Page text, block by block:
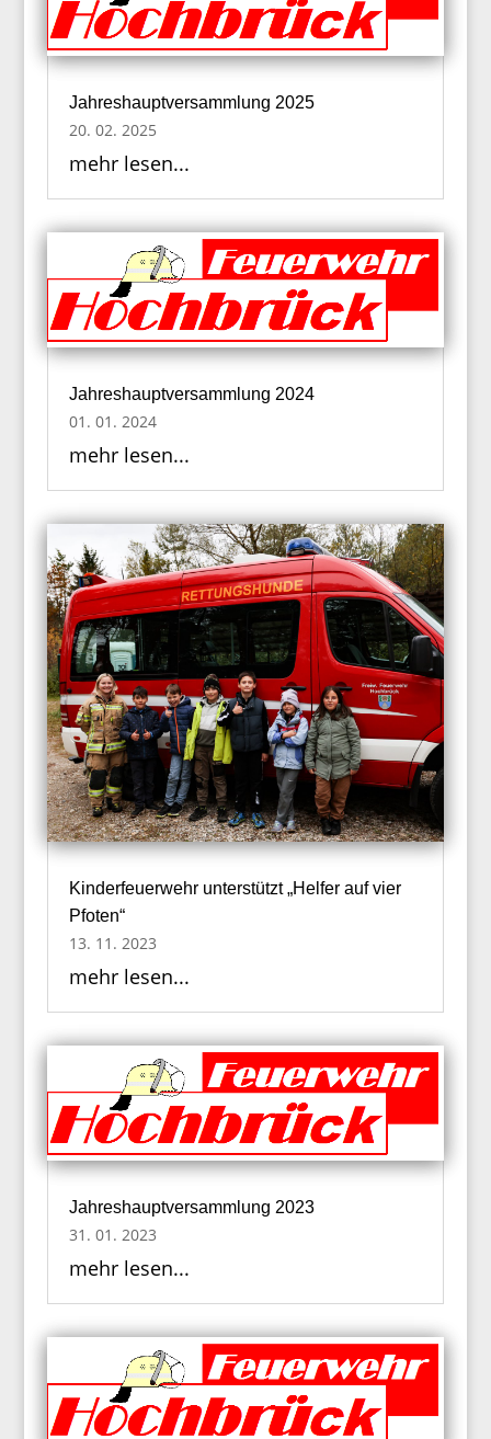
Jahreshauptversammlung 2025
20. 02. 2025
mehr lesen...
Jahreshauptversammlung 2024
01. 01. 2024
mehr lesen...
Kinderfeuerwehr unterstützt „Helfer auf vier
Pfoten“
13. 11. 2023
mehr lesen...
Jahreshauptversammlung 2023
31. 01. 2023
mehr lesen...